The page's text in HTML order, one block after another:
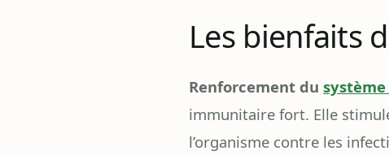
Les bienfaits
Renforcement du
immunitaire fort. Elle
l’organisme contre les